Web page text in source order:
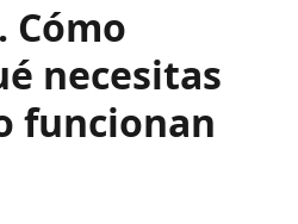
Cómo
necesitas
funcionan